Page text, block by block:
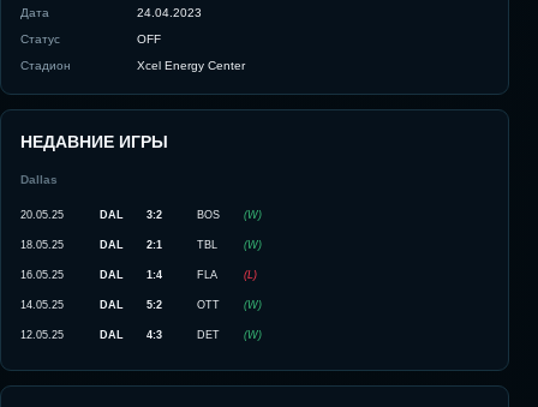
Дата
24.04.2023
Статус
OFF
Стадион
Xcel Energy Center
НЕДАВНИЕ ИГРЫ
Dallas
20.05.25 DAL 3:2 BOS (W)
18.05.25 DAL 2:1 TBL (W)
16.05.25 DAL 1:4 FLA (L)
14.05.25 DAL 5:2 OTT (W)
12.05.25 DAL 4:3 DET (W)